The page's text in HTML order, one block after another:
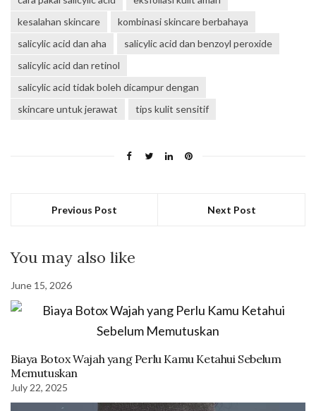
kesalahan skincare
kombinasi skincare berbahaya
salicylic acid dan aha
salicylic acid dan benzoyl peroxide
salicylic acid dan retinol
salicylic acid tidak boleh dicampur dengan
skincare untuk jerawat
tips kulit sensitif
Previous Post Next Post
You may also like
June 15, 2026
Biaya Botox Wajah yang Perlu Kamu Ketahui Sebelum
Memutuskan
July 22, 2025